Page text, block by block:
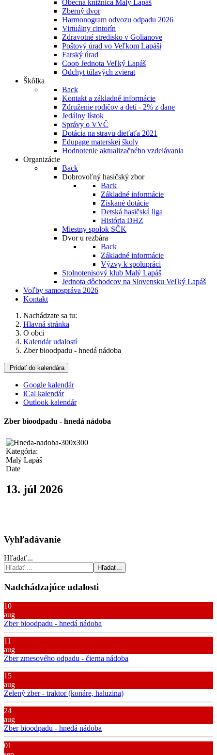
Obecná knižnica Malý Lapáš
Zberný dvor
Harmonogram odvozu odpadu 2026
Virtuálny cintorín
Zdravotné stredisko v Golianove
Poštový úrad vo Veľkom Lapáši
Farský úrad
Coop Jednota Veľký Lapáš
Odchyt túlavých zvierat
Škôlka
Back
Kontakt a základné informácie
Združenie rodičov a detí - 2% z dane
Jedálny lístok
Správy o VVČ
Dotácia na stravu dieťaťa 2021
Edupage materskej školy
Hodnotenie aktualizačného vzdelávania
Organizácie
Back
Dobrovoľný hasičský zbor
Back
Základné informácie
Získané dotácie
Detská hasičská liga
História DHZ
Miestny spolok SČK
Dvor u rezbára
Back
Základné informácie
Výzvy k spolupráci
Stolnotenisový klub Malý Lapáš
Jednota dôchodcov na Slovensku Veľký Lapáš
Voľby samospráva 2026
Kontakt
Nachádzate sa tu:
Hlavná stránka
O obci
Kalendár udalostí
Zber bioodpadu - hnedá nádoba
Pridať do kalendára
Google kalendár
iCal kalendár
Outlook kalendár
Zber bioodpadu - hnedá nádoba
Kategória:
Malý Lapáš
Date
13. júl 2026
Vyhľadávanie
Hľadať...
Hľadať...
Nadchádzajúce udalosti
10
aug
Zber bioodpadu - hnedá nádoba
11
aug
Zber zmesového odpadu - čierna nádoba
15
aug
Zelený zber - traktor (konáre, haluzina)
24
aug
Zber bioodpadu - hnedá nádoba
01